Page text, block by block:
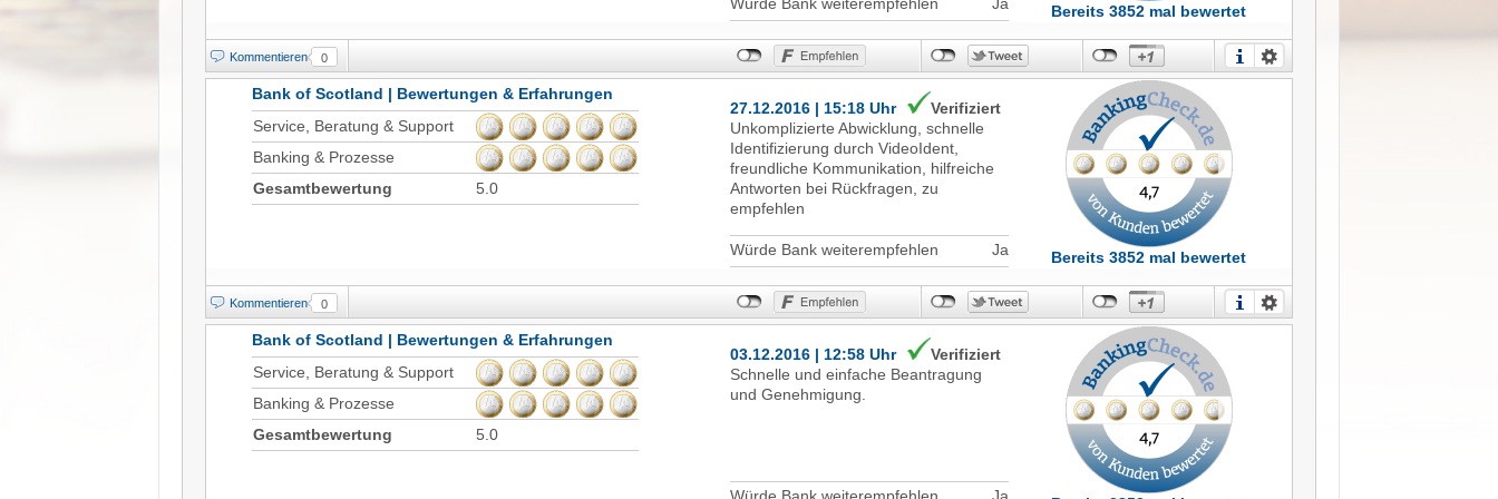
Bank meinen Gebrauchtwagen
finanziert. Der Zinssatz war zwar etwas
höher, was ich jedoch gern in Kauf
nehme für eine unkomplizierte und vor
Allem schnelle Bearbeitung. Wir haben
auch unser Tagesgeld bei der Bank of
Scotland abgezogen und suchen uns
ein neues Kreditinstitut, welches
unsere Wünsche flexibler bedienen
kann.
Bereits 3852 mal bewertet
Kommentieren 0
Bank of Scotland | Bewertungen & Erfahrungen
Service, Beratung & Support
Banking & Prozesse
Gesamtbewertung
5.0
27.12.2016 | 15:18 Uhr
Verifiziert
Unkomplizierte Abwicklung, schnelle
Identifizierung durch VideoIdent,
freundliche Kommunikation, hilfreiche
Antworten bei Rückfragen, zu
empfehlen
Würde Bank weiterempfehlen Ja Bereits 3852 mal bewertet
Kommentieren 0
Bank of Scotland | Bewertungen & Erfahrungen
Service, Beratung & Support
Banking & Prozesse
Gesamtbewertung
5.0
03.12.2016 | 12:58 Uhr
Verifiziert
Schnelle und einfache Beantragung
und Genehmigung.
Würde Bank weiterempfehlen Ja